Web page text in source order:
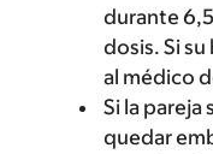
durante
dosis. Si
al médico
Si la pareja
quedar